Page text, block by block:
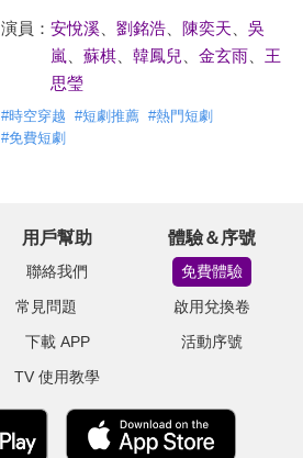
演員： 安悅溪、 劉銘浩、 陳奕天
吳
嵐
蘇棋、 韓鳳兒 金玄雨、 王
思瑩
#時空穿越 #短劇推薦 #熱門短劇
#免費短劇
用戶幫助
聯絡我們
常見問題
下載 APP
TV 使用教學
體驗＆序號
免費體驗
啟用兌換卷
活動序號